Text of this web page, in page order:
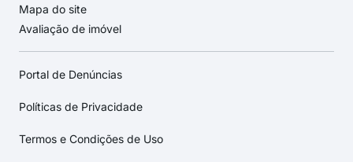
Mapa do site
Avaliação de imóvel
Portal de Denúncias
Políticas de Privacidade
Termos e Condições de Uso